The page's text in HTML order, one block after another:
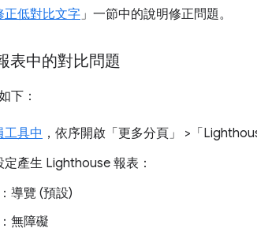
正低對比文字」一節中的說明修正問題。
表中的對比問題
下：
工具中 ，依序開啟「更多分頁」 >「
產生 Lighthouse 報表：
導覽 (預設)
無障礙